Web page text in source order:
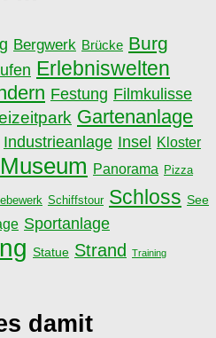
Bergwerk Brücke Burg
Erlebniswelten
Festung Filmkulisse
Gartenanlage
Industrieanlage Insel Kloster
Museum Panorama Pizza
Schiffstour Schloss See
Sportanlage
Statue Strand Training
damit